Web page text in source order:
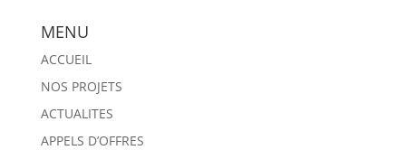
MENU
ACCUEIL
NOS PROJETS
ACTUALITES
APPELS D’OFFRES